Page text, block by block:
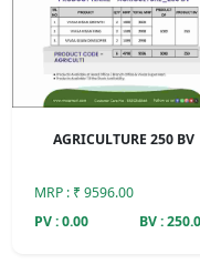
AGRICULTURE 250 BV
MRP : ₹ 9596.00
PV : 0.00
BV :